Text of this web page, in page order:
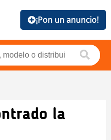
¡Pon un anuncio!
la